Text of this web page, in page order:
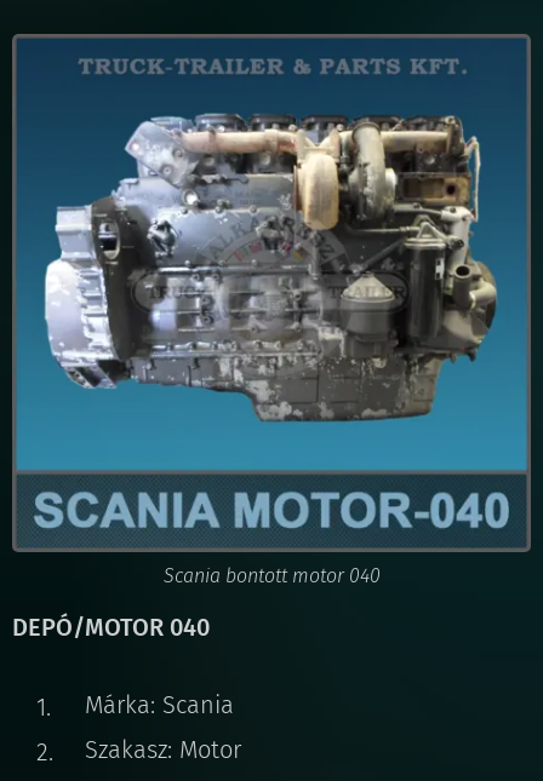
Scania bontott motor 040
DEPÓ/MOTOR 040
Márka: Scania
Szakasz: Motor